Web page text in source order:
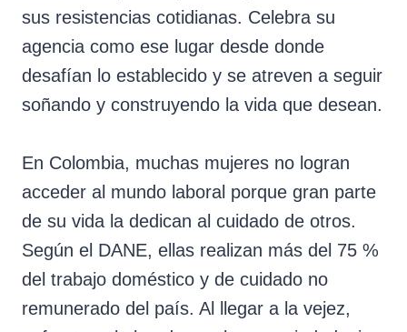
sus resistencias cotidianas. Celebra su
agencia como ese lugar desde donde
desafían lo establecido y se atreven a seguir
soñando y construyendo la vida que desean.
En Colombia, muchas mujeres no logran
acceder al mundo laboral porque gran parte
de su vida la dedican al cuidado de otros.
Según el DANE, ellas realizan más del 75 %
del trabajo doméstico y de cuidado no
remunerado del país. Al llegar a la vejez,